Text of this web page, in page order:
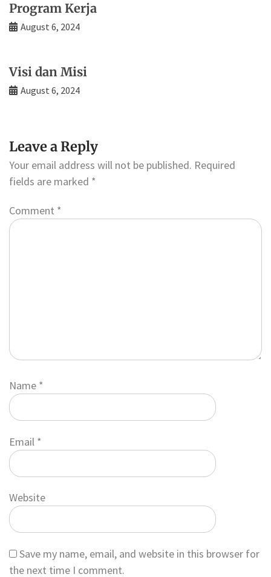
Program Kerja
August 6, 2024
Visi dan Misi
August 6, 2024
Leave a Reply
Your email address will not be published. Required
fields are marked *
Comment *
Name *
Email *
Website
Save my name, email, and website in this browser for
the next time I comment.